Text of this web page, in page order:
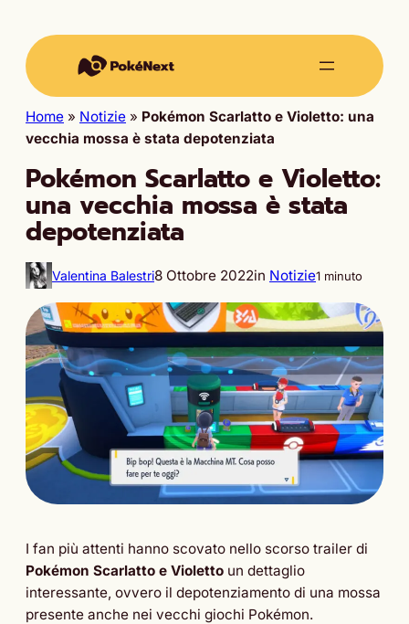
Home » Notizie » Pokémon Scarlatto e Violetto: una
vecchia mossa è stata depotenziata
Pokémon Scarlatto e Violetto:
una vecchia mossa è stata
depotenziata
Valentina Balestri8 Ottobre 2022in Notizie1 minuto
I fan più attenti hanno scovato nello scorso trailer di
Pokémon Scarlatto e Violetto un dettaglio
interessante, ovvero il depotenziamento di una mossa
presente anche nei vecchi giochi Pokémon.